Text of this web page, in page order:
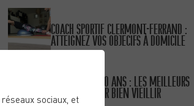
COACH SPORTIF CLERMONT-FERRAND :
ATTEIGNEZ VOS OBJECIFS À DOMICILE
SPORT APRÈS 50 ANS : LES MEILLEURS
EXERCICES POUR BIEN VIEILLIR
sociaux, et